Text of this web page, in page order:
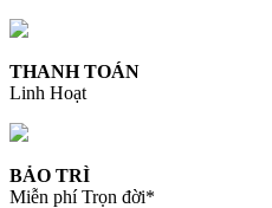
THANH TOÁN
Linh Hoạt
BẢO TRÌ
Miễn phí Trọn đời*